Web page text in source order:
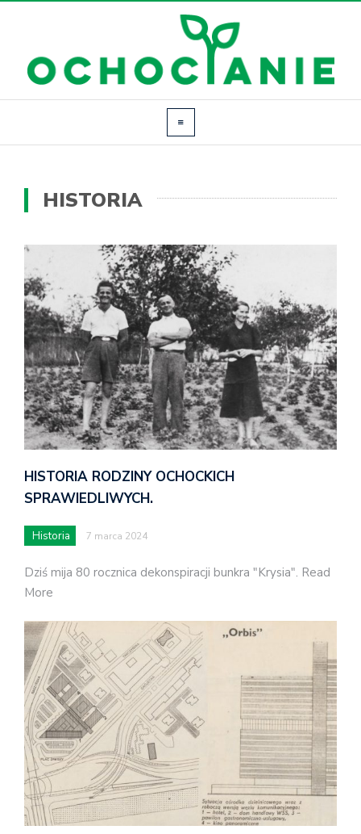
HISTORIA
HISTORIA RODZINY OCHOCKICH
SPRAWIEDLIWYCH.
Historia 7 marca 2024
Dziś mija 80 rocznica dekonspiracji bunkra "Krysia". Read
More